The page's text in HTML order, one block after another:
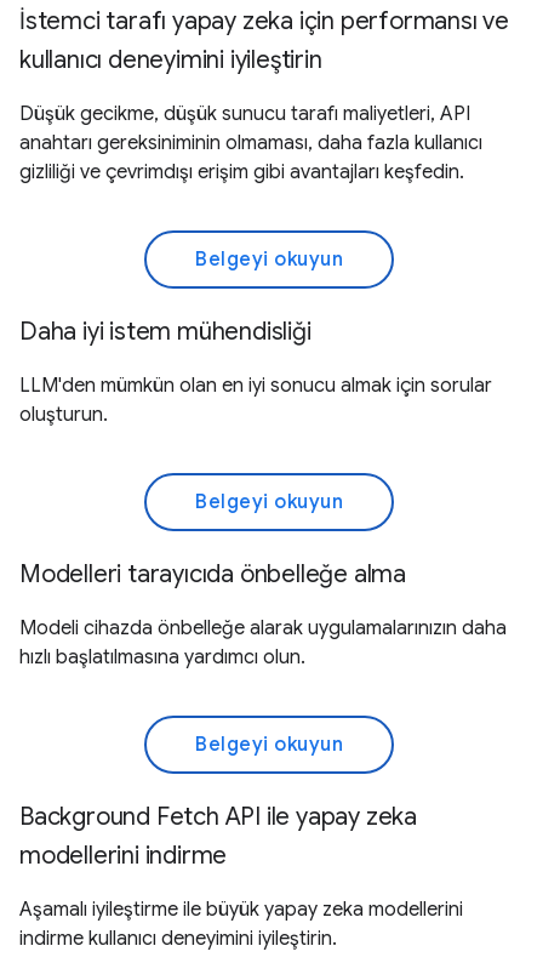
İstemci tarafı yapay zeka için performansı ve
kullanıcı deneyimini iyileştirin
Düşük gecikme, düşük sunucu tarafı maliyetleri, API
anahtarı gereksiniminin olmaması, daha fazla kullanıcı
gizliliği ve çevrimdışı erişim gibi avantajları keşfedin.
Belgeyi okuyun
Daha iyi istem mühendisliği
LLM'den mümkün olan en iyi sonucu almak için sorular
oluşturun.
Belgeyi okuyun
Modelleri tarayıcıda önbelleğe alma
Modeli cihazda önbelleğe alarak uygulamalarınızın daha
hızlı başlatılmasına yardımcı olun.
Belgeyi okuyun
Background Fetch API ile yapay zeka
modellerini indirme
Aşamalı iyileştirme ile büyük yapay zeka modellerini
indirme kullanıcı deneyimini iyileştirin.